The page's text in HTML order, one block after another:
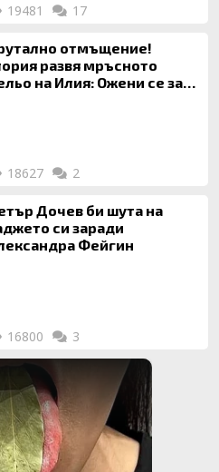
19481 17
отмъщение!
развя мръсното
на Илия: Ожени се за
18627 2
Дочев би шута на
си заради
Фейгин
16800 3